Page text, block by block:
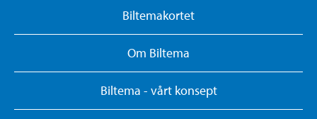
Biltemakortet
Om Biltema
Biltema - vårt konsept